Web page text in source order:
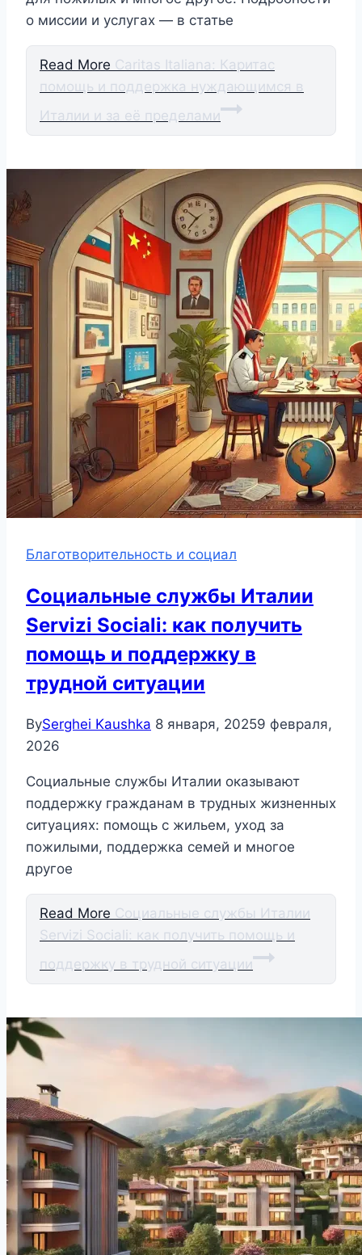
о миссии и услугах — в статье
Read More Caritas Italiana: Каритас
помощь и поддержка нуждающимся в
Италии и за её пределами
Благотворительность и социал
Социальные службы Италии
Servizi Sociali: как получить
помощь и поддержку в
трудной ситуации
BySerghei Kaushka 8 января, 20259 февраля,
2026
Социальные службы Италии оказывают
поддержку гражданам в трудных жизненных
ситуациях: помощь с жильем, уход за
пожилыми, поддержка семей и многое
другое
Read More Социальные службы Италии
Servizi Sociali: как получить помощь и
поддержку в трудной ситуации